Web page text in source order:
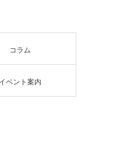
コラム
イベント案内